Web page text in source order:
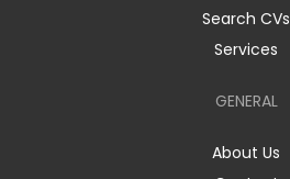
Search CVs
Services
GENERAL
About Us